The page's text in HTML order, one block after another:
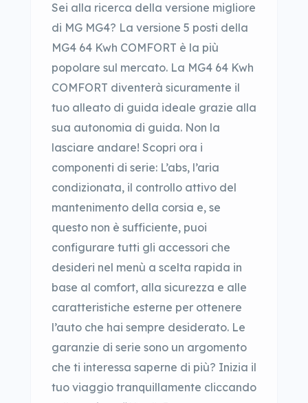
Sei alla ricerca della versione migliore
di MG MG4? La versione 5 posti della
MG4 64 Kwh COMFORT è la più
popolare sul mercato. La MG4 64 Kwh
COMFORT diventerà sicuramente il
tuo alleato di guida ideale grazie alla
sua autonomia di guida. Non la
lasciare andare! Scopri ora i
componenti di serie: L’abs, l’aria
condizionata, il controllo attivo del
mantenimento della corsia e, se
questo non è sufficiente, puoi
configurare tutti gli accessori che
desideri nel menù a scelta rapida in
base al comfort, alla sicurezza e alle
caratteristiche esterne per ottenere
l’auto che hai sempre desiderato. Le
garanzie di serie sono un argomento
che ti interessa saperne di più? Inizia il
tuo viaggio tranquillamente cliccando